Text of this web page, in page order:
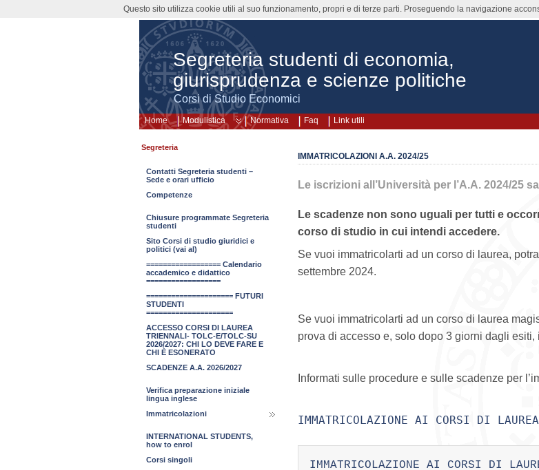
Segreteria studenti di economia,
giurisprudenza e scienze politiche
Corsi di Studio Economici
Home Modulistica Normativa Faq Link utili
IMMATRICOLAZIONI A.A. 2024/25
Le iscrizioni all’Università per l’A.A. 2024/25
Le scadenze non sono uguali per tutti e
corso di studio in cui intendi accedere.
Se vuoi immatricolarti ad un corso di laurea,
settembre 2024.
Se vuoi immatricolarti ad un corso di laurea
prova di accesso e, solo dopo 3 giorni dagli
Informati sulle procedure e sulle scadenze per
IMMATRICOLAZIONE AI CORSI DI
IMMATRICOLAZIONE AI CORSI DI
Segreteria
Contatti Segreteria studenti –
Sede e orari ufficio
Competenze
Chiusure programmate Segreteria
studenti
Sito Corsi di studio giuridici e
politici (vai al)
================== Calendario
accademico e didattico
==================
===================== FUTURI
STUDENTI
=====================
ACCESSO CORSI DI LAUREA
TRIENNALI- TOLC-E/TOLC-SU
2026/2027: CHI LO DEVE FARE E
CHI È ESONERATO
SCADENZE A.A. 2026/2027
Verifica preparazione iniziale
lingua inglese
Immatricolazioni
INTERNATIONAL STUDENTS,
how to enrol
Corsi singoli
Questo sito utilizza cookie utili al suo funzionamento, propri e di terze parti. Proseguendo la navigazione